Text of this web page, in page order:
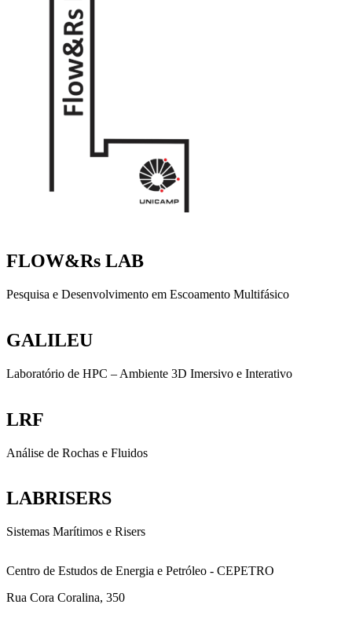
FLOW&Rs LAB
Pesquisa e Desenvolvimento em Escoamento Multifásico
GALILEU
Laboratório de HPC – Ambiente 3D Imersivo e Interativo
LRF
Análise de Rochas e Fluidos
LABRISERS
Sistemas Marítimos e Risers
Centro de Estudos de Energia e Petróleo - CEPETRO
Rua Cora Coralina, 350